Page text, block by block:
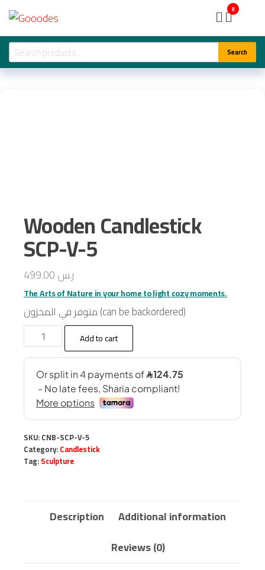
Skip
the
content
0
Search
for:
Search
Wooden Candlestick
SCP-V-5
ر.س
The Arts of Nature in your home to light cozy moments.
متوفر في المخزون (can be backordered)
Wooden
Candlestick
SCP-
quantity
Add to cart
SKU:CNB-SCP-V-5
Category:Candlestick
Tag:Sculpture
Description
Additional information
Reviews (0)